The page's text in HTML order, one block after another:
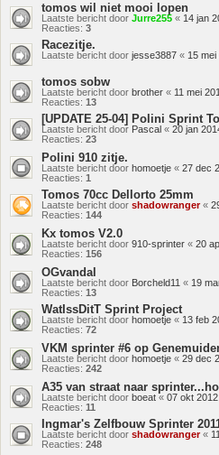
tomos wil niet mooi lopen
Laatste bericht door Jurre255 « 14 jan
Reacties: 3
Racezitje.
Laatste bericht door jesse3887 « 15
tomos sobw
Laatste bericht door brother « 11 mei
Reacties: 13
[UPDATE 25-04] Polini Sprint
Laatste bericht door Pascal « 20 jan
Reacties: 23
Polini 910 zitje.
Laatste bericht door homoetje « 27 dec
Reacties: 1
Tomos 70cc Dellorto 25mm
Laatste bericht door shadowranger«
Reacties: 144
Kx tomos V2.0
Laatste bericht door 910-sprinter « 20
Reacties: 156
OGvandal
Laatste bericht door Borcheld11 « 19
Reacties: 13
WatIssDitT Sprint Project
Laatste bericht door homoetje « 13 feb
Reacties: 72
VKM sprinter #6 op
Laatste bericht door homoetje « 29 dec
Reacties: 242
A35 van straat naar
Laatste bericht door boeat « 07 okt
Reacties: 11
Ingmar's Zelfbouw Sprinter
Laatste bericht door shadowranger«
Reacties: 248